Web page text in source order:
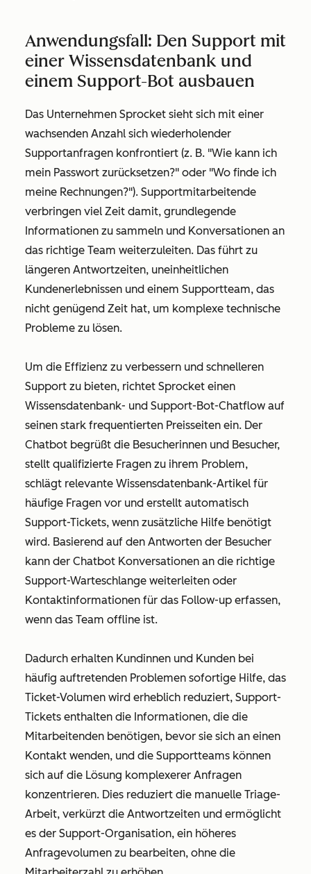
Anwendungsfall: Den Support mit
einer Wissensdatenbank und
einem Support-Bot ausbauen
Das Unternehmen Sprocket sieht sich mit einer
wachsenden Anzahl sich wiederholender
Supportanfragen konfrontiert (z. B. "Wie kann ich
mein Passwort zurücksetzen?" oder "Wo finde ich
meine Rechnungen?"). Supportmitarbeitende
verbringen viel Zeit damit, grundlegende
Informationen zu sammeln und Konversationen an
das richtige Team weiterzuleiten. Das führt zu
längeren Antwortzeiten, uneinheitlichen
Kundenerlebnissen und einem Supportteam, das
nicht genügend Zeit hat, um komplexe technische
Probleme zu lösen.
Um die Effizienz zu verbessern und schnelleren
Support zu bieten, richtet Sprocket einen
Wissensdatenbank- und Support-Bot-Chatflow auf
seinen stark frequentierten Preisseiten ein. Der
Chatbot begrüßt die Besucherinnen und Besucher,
stellt qualifizierte Fragen zu ihrem Problem,
schlägt relevante Wissensdatenbank-Artikel für
häufige Fragen vor und erstellt automatisch
Support-Tickets, wenn zusätzliche Hilfe benötigt
wird. Basierend auf den Antworten der Besucher
kann der Chatbot Konversationen an die richtige
Support-Warteschlange weiterleiten oder
Kontaktinformationen für das Follow-up erfassen,
wenn das Team offline ist.
Dadurch erhalten Kundinnen und Kunden bei
häufig auftretenden Problemen sofortige Hilfe, das
Ticket-Volumen wird erheblich reduziert, Support-
Tickets enthalten die Informationen, die die
Mitarbeitenden benötigen, bevor sie sich an einen
Kontakt wenden, und die Supportteams können
sich auf die Lösung komplexerer Anfragen
konzentrieren. Dies reduziert die manuelle Triage-
Arbeit, verkürzt die Antwortzeiten und ermöglicht
es der Support-Organisation, ein höheres
Anfragevolumen zu bearbeiten, ohne die